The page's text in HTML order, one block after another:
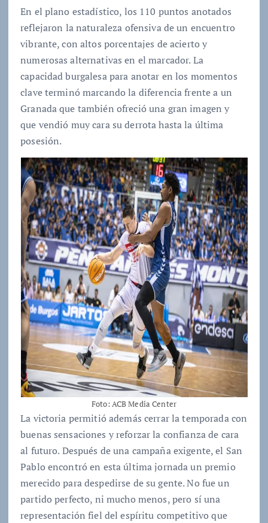
En el plano estadístico, los 110 puntos anotados
reflejaron la naturaleza ofensiva de un encuentro
vibrante, con altos porcentajes de acierto y
numerosas alternativas en el marcador. La
capacidad burgalesa para anotar en los momentos
clave terminó marcando la diferencia frente a un
Granada que también ofreció una gran imagen y
que vendió muy cara su derrota hasta la última
posesión.
Foto: ACB Media Center
La victoria permitió además cerrar la temporada con
buenas sensaciones y reforzar la confianza de cara
al futuro. Después de una campaña exigente, el San
Pablo encontró en esta última jornada un premio
merecido para despedirse de su gente. No fue un
partido perfecto, ni mucho menos, pero sí una
representación fiel del espíritu competitivo que